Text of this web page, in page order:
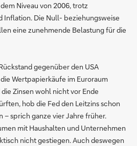
Niveau von 2006, trotz
Inflation. Die Null- beziehungsweise
eine zunehmende Belastung für die
gegenüber den USA
Wertpapierkäufe im Euroraum
Zinsen wohl nicht vor Ende
hob die Fed den Leitzins schon
– sprich ganze vier Jahre früher.
mit Haushalten und Unternehmen
nicht gestiegen. Auch deswegen